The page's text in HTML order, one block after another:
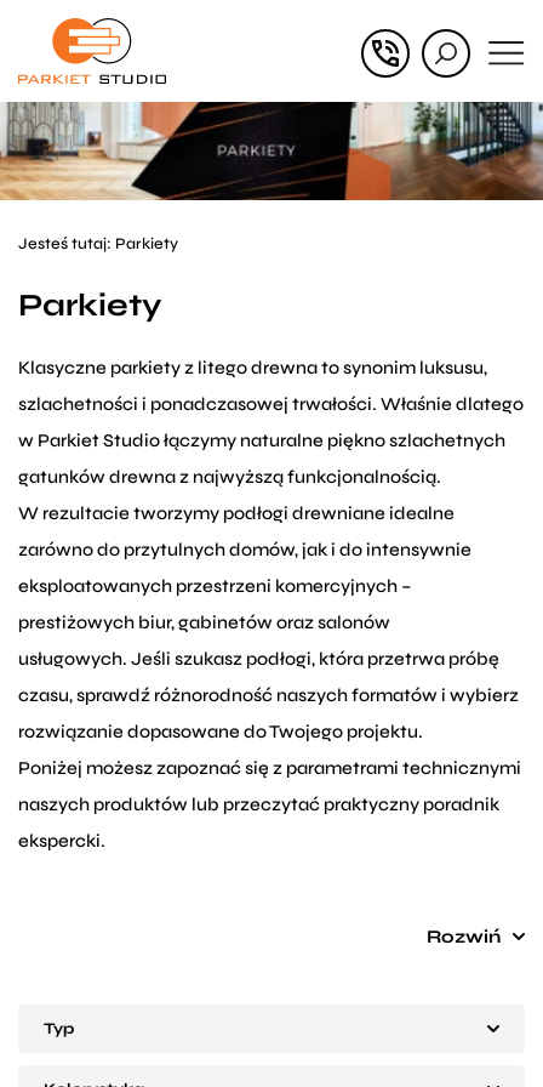
Przejdź
głównego
Przejdź
menu
w
stopce
Jesteś tutaj: Parkiety
Parkiety
Klasyczne parkiety z litego drewna to synonim luksusu,
szlachetności i ponadczasowej trwałości. Właśnie dlatego
w Parkiet Studio łączymy naturalne piękno szlachetnych
gatunków drewna z najwyższą funkcjonalnością.
W rezultacie tworzymy podłogi drewniane idealne
zarówno do przytulnych domów, jak i do intensywnie
eksploatowanych przestrzeni komercyjnych –
prestiżowych biur, gabinetów oraz salonów
usługowych. Jeśli szukasz podłogi, która przetrwa próbę
czasu, sprawdź różnorodność naszych formatów i wybierz
rozwiązanie dopasowane do Twojego projektu.
Poniżej możesz zapoznać się z parametrami technicznymi
naszych produktów lub przeczytać praktyczny poradnik
ekspercki.
Rozwiń
Typ